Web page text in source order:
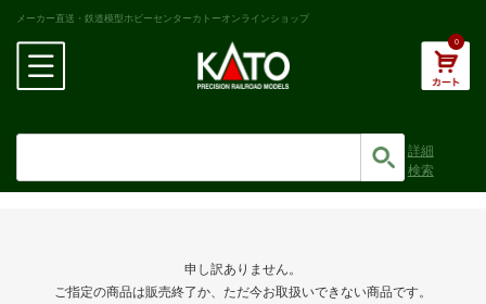
メーカー直送・鉄道模型ホビーセンターカトーオンラインショップ
0
詳細
検索
申し訳ありません。
ご指定の商品は販売終了か、ただ今お取扱いできない商品です。